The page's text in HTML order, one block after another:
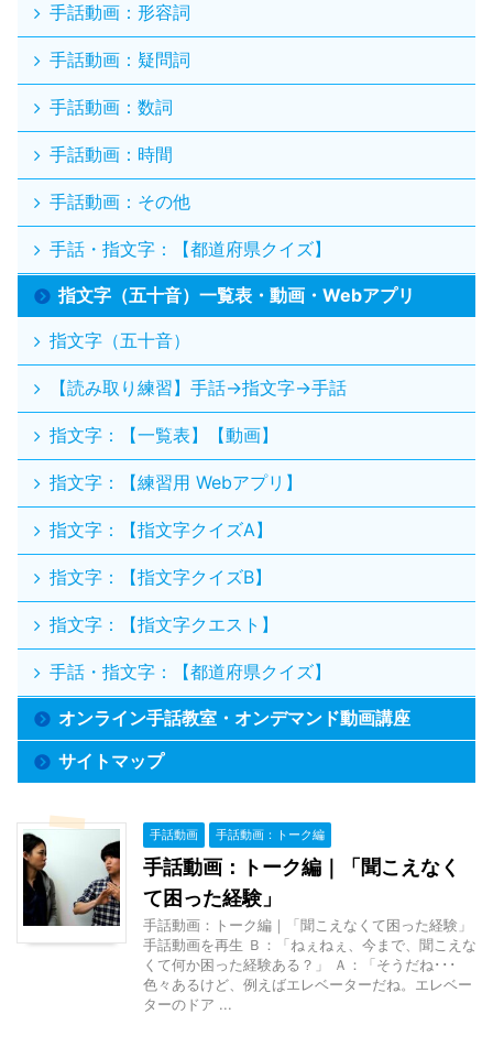
手話動画：形容詞
手話動画：疑問詞
手話動画：数詞
手話動画：時間
手話動画：その他
手話・指文字：【都道府県クイズ】
指文字（五十音）一覧表・動画・Webアプリ
指文字（五十音）
【読み取り練習】手話→指文字→手話
指文字：【一覧表】【動画】
指文字：【練習用 Webアプリ】
指文字：【指文字クイズA】
指文字：【指文字クイズB】
指文字：【指文字クエスト】
手話・指文字：【都道府県クイズ】
オンライン手話教室・オンデマンド動画講座
サイトマップ
手話動画 手話動画：トーク編
手話動画：トーク編｜「聞こえなく
て困った経験」
手話動画：トーク編｜「聞こえなくて困った経験」
手話動画を再生 Ｂ：「ねぇねぇ、今まで、聞こえな
くて何か困った経験ある？」 Ａ：「そうだね･･･
色々あるけど、例えばエレベーターだね。エレベー
ターのドア ...